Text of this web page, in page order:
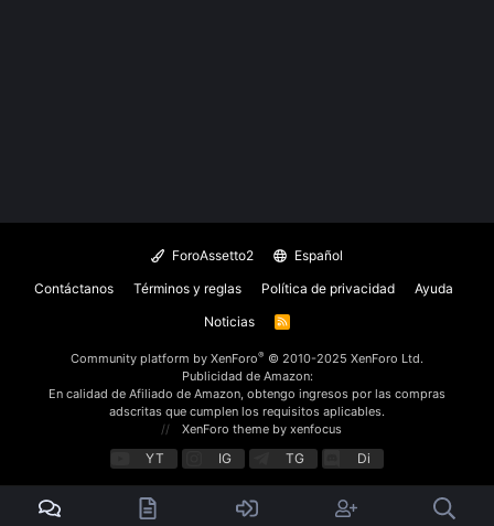
ForoAssetto2
Español
Contáctanos
Términos y reglas Política de privacidad
Ayuda
Noticias
R
Community platform by XenForo® © 2010-2025 XenForo Ltd.
Publicidad de Amazon:
En calidad de Afiliado de Amazon, obtengo ingresos por las compras
adscritas que cumplen los requisitos aplicables.
XenForo theme by xenfocus
YT IG TG Di